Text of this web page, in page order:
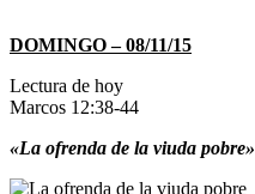
DOMINGO – 08/11/15
Lectura de hoy
Marcos 12:38-44
«La ofrenda de la viuda pobre»